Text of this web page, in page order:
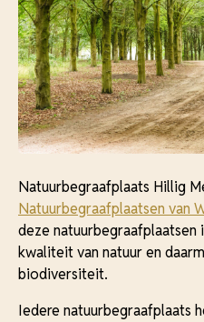
Natuurbegraafplaats Hillig
Natuurbegraafplaatsen van
deze
kwaliteit van natuur en
biodiversiteit.
Iedere natuurbegraafplaats